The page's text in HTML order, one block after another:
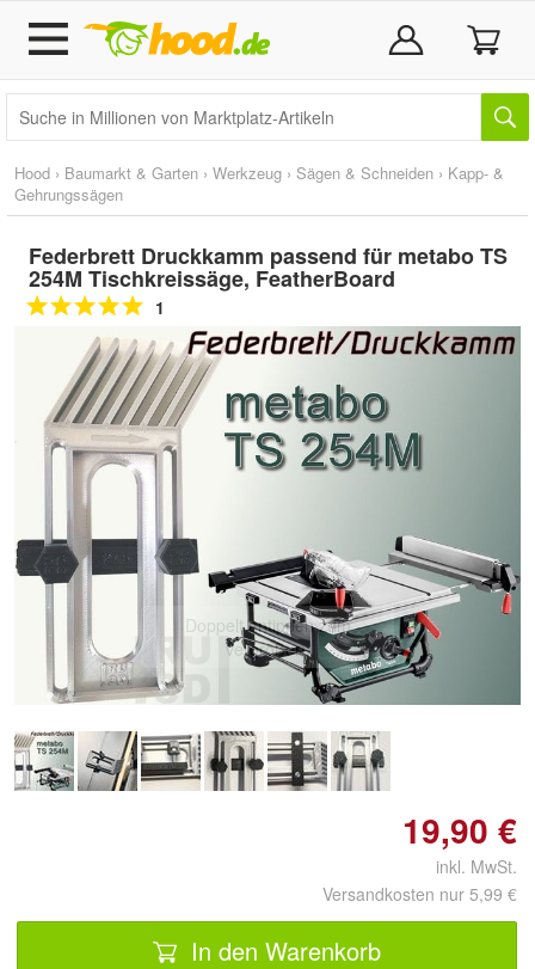
Hood › Baumarkt & Garten › Werkzeug › Sägen & Schneiden › Kapp- &
Gehrungssägen
Federbrett Druckkamm passend für metabo TS
254M Tischkreissäge, FeatherBoard
1
Doppelt antippen zum
vergrößern
19,90 €
inkl. MwSt.
Versandkosten nur 5,99 €
In den Warenkorb